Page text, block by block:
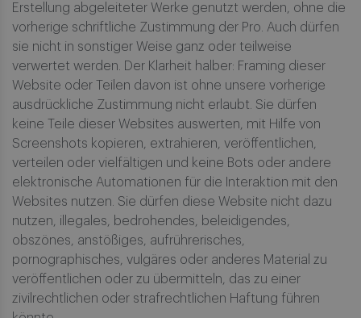
Erstellung abgeleiteter Werke genutzt werden, ohne die
vorherige schriftliche Zustimmung der Pro. Auch dürfen
sie nicht in sonstiger Weise ganz oder teilweise
verwertet werden. Der Klarheit halber: Framing dieser
Website oder Teilen davon ist ohne unsere vorherige
ausdrückliche Zustimmung nicht erlaubt. Sie dürfen
keine Teile dieser Websites auswerten, mit Hilfe von
Screenshots kopieren, extrahieren, veröffentlichen,
verteilen oder vielfältigen und keine Bots oder andere
elektronische Automationen für die Interaktion mit den
Websites nutzen. Sie dürfen diese Website nicht dazu
nutzen, illegales, bedrohendes, beleidigendes,
obszönes, anstößiges, aufrührerisches,
pornographisches, vulgäres oder anderes Material zu
veröffentlichen oder zu übermitteln, das zu einer
zivilrechtlichen oder strafrechtlichen Haftung führen